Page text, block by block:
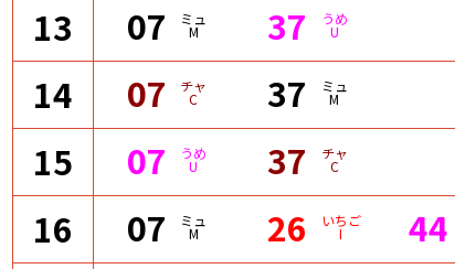
13 07 ミュ
M 37 うめ
U
14 07 チャ
C 37 ミュ
M
15 07 うめ
U 37 チャ
C
16 07 ミュ
M 26 いちご
I 44